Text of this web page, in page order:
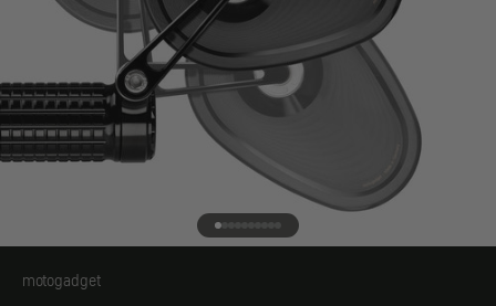
Vai all'elemento 1
Vai all'elemento 2
Vai all'elemento 3
Vai all'elemento 4
Vai all'elemento 5
Vai all'elemento 6
Vai all'elemento 7
Vai all'elemento 8
Vai all'elemento 9
Vai all'elemento 10
motogadget